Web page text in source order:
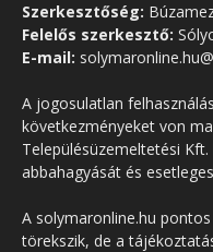
Szerkesztőség:
Felelős szerkesztő:
E-mail:
A jogosulatlan
következményeket von
Településüzemeltetési
abbahagyását és
A solymaronline.hu
törekszik, de a